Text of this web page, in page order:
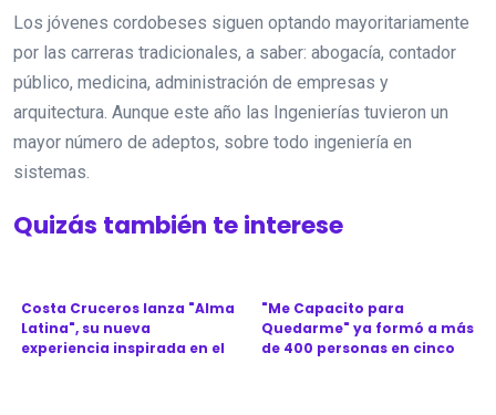
Los jóvenes cordobeses siguen optando mayoritariamente
por las carreras tradicionales, a saber: abogacía, contador
público, medicina, administración de empresas y
arquitectura. Aunque este año las Ingenierías tuvieron un
mayor número de adeptos, sobre todo ingeniería en
sistemas.
Quizás también te interese
Costa Cruceros lanza "Alma
Latina", su nueva
experiencia inspirada en el
"Me Capacito para
Quedarme" ya formó a más
de 400 personas en cinco